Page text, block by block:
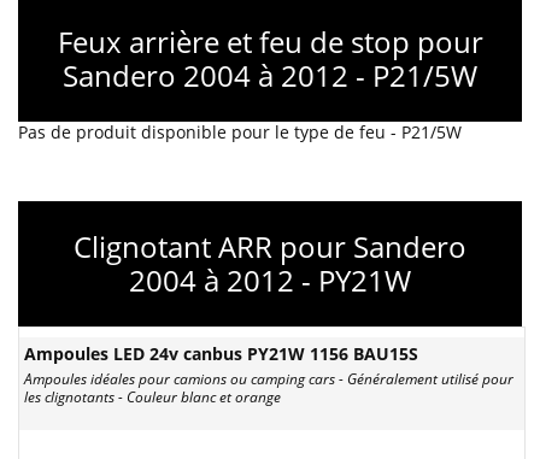
Feux arrière et feu de stop pour
Sandero 2004 à 2012 - P21/5W
Pas de produit disponible pour le type de feu - P21/5W
Clignotant ARR pour Sandero
2004 à 2012 - PY21W
Ampoules LED 24v canbus PY21W 1156 BAU15S
Ampoules idéales pour camions ou camping cars - Généralement utilisé pour
les clignotants - Couleur blanc et orange